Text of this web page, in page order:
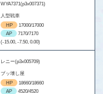
WYA7371(p3x007371)
人型戦車
HP
17000/17000
AP
7170/7170
(-15.00, -7.50, 0.00)
レニー(p3x005709)
ブッ壊し屋
HP
18660/18660
AP
4520/4520